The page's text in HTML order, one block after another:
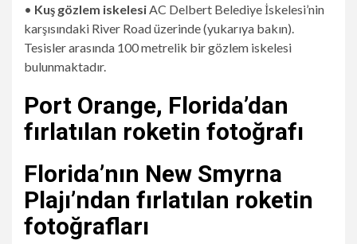
• Kuş gözlem iskelesiAC Delbert Belediye İskelesi’nin
karşısındaki River Road üzerinde (yukarıya bakın).
Tesisler arasında 100 metrelik bir gözlem iskelesi
bulunmaktadır.
Port Orange, Florida’dan
fırlatılan roketin fotoğrafı
Florida’nın New Smyrna
Plajı’ndan fırlatılan roketin
fotoğrafları